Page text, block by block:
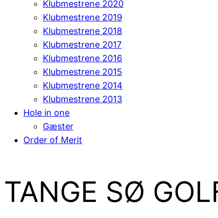
Klubmestrene 2020
Klubmestrene 2019
Klubmestrene 2018
Klubmestrene 2017
Klubmestrene 2016
Klubmestrene 2015
Klubmestrene 2014
Klubmestrene 2013
Hole in one
Gæster
Order of Merit
TANGE SØ